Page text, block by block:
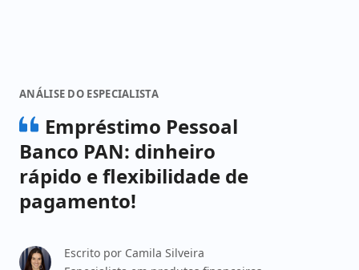
ANÁLISE DO ESPECIALISTA
Empréstimo Pessoal
Banco PAN: dinheiro
rápido e flexibilidade de
pagamento!
Escrito por Camila Silveira